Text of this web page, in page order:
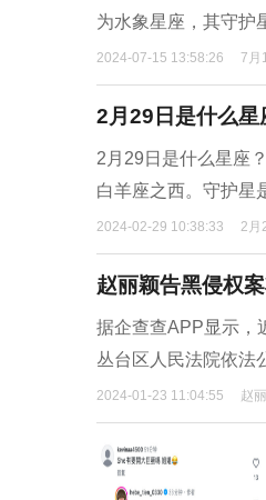
为水象星座，其守护
2024-07-15 13:58:26 7月
2月29日是什么
2月29日是什么星座
白羊座之西。守护星
2024-02-29 10:38:33 2月
赵丽颖告黑侵权
据企查查APP显示，
丛台区人民法院依法
2024-01-23 11:04:55 赵